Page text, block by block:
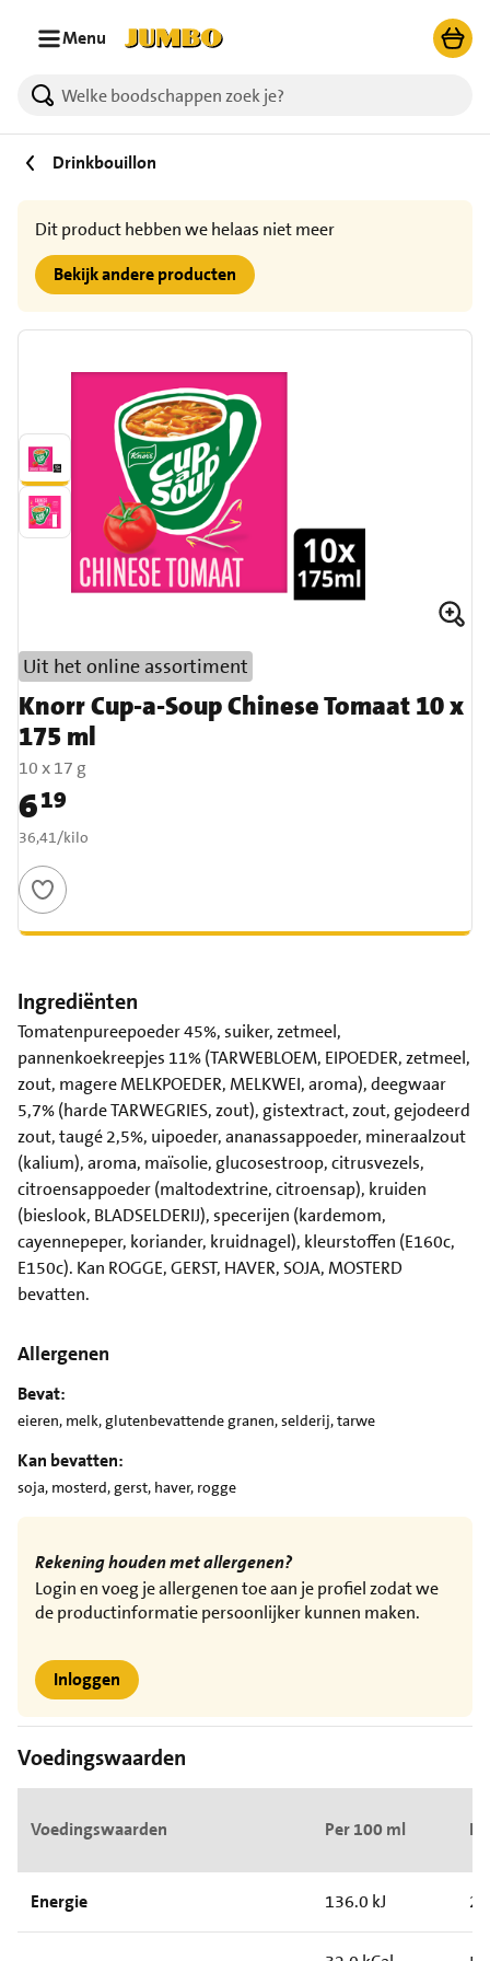
Menu
Drinkbouillon
Dit product hebben we helaas niet meer
Bekijk andere producten
Knorr Cup-a-Soup Chinese Tomaat 10 x
175 ml
10 x 17 g
Prijs: € 6,19
619
€ 36,41 per kilo
36,41/kilo
Uit het online assortiment
Ingrediënten
Tomatenpureepoeder 45%, suiker, zetmeel,
pannenkoekreepjes 11% (TARWEBLOEM, EIPOEDER, zetmeel,
zout, magere MELKPOEDER, MELKWEI, aroma), deegwaar
5,7% (harde TARWEGRIES, zout), gistextract, zout, gejodeerd
zout, taugé 2,5%, uipoeder, ananassappoeder, mineraalzout
(kalium), aroma, maïsolie, glucosestroop, citrusvezels,
citroensappoeder (maltodextrine, citroensap), kruiden
(bieslook, BLADSELDERIJ), specerijen (kardemom,
cayennepeper, koriander, kruidnagel), kleurstoffen (E160c,
E150c). Kan ROGGE, GERST, HAVER, SOJA, MOSTERD
bevatten.
Allergenen
Bevat:
eieren, melk, glutenbevattende granen, selderij, tarwe
Kan bevatten:
soja, mosterd, gerst, haver, rogge
Rekening houden met allergenen?
Login en voeg je allergenen toe aan je profiel zodat we
de productinformatie persoonlijker kunnen maken.
Inloggen
Voedingswaarden
Voedingswaarden Per 100 ml
Energie 136.0 kJ